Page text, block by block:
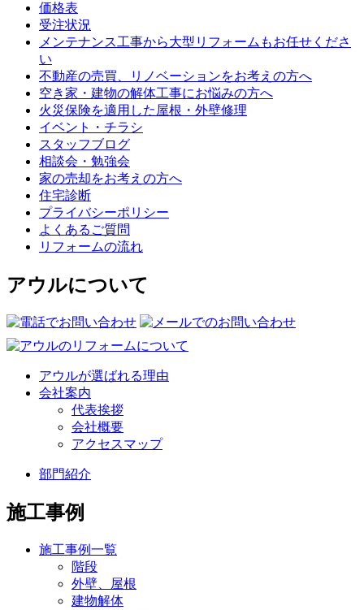
価格表
受注状況
メンテナンス工事から大型リフォームもお任せくださ
い
不動産の売買、リノベーションをお考えの方へ
空き家・建物の解体工事にお悩みの方へ
火災保険を適用した屋根・外壁修理
イベント・チラシ
スタッフブログ
相談会・勉強会
家の売却をお考えの方へ
住宅診断
プライバシーポリシー
よくあるご質問
リフォームの流れ
アウルについて
アウルが選ばれる理由
会社案内
代表挨拶
会社概要
アクセスマップ
部門紹介
施工事例
施工事例一覧
階段
外壁、屋根
建物解体